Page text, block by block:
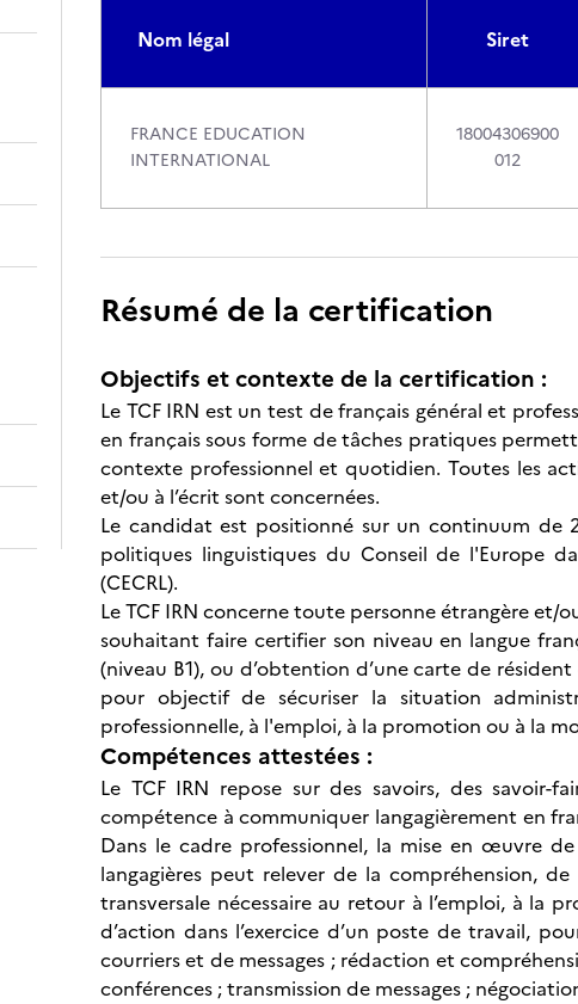
Nom légal Siret
FRANCE EDUCATION
INTERNATIONAL
18004306900
012
Résumé de la certification
Objectifs et contexte de la certification :
Le TCF IRN est un test de français général et
en français sous forme de tâches pratiques
contexte professionnel et quotidien. Toutes les
et/ou à l’écrit sont concernées.
Le candidat est positionné sur un continuum de
politiques linguistiques du Conseil de l'Europe
(CECRL).
Le TCF IRN concerne toute personne étrangère
souhaitant faire certifier son niveau en langue
(niveau B1), ou d’obtention d’une carte de
pour objectif de sécuriser la situation
professionnelle, à l'emploi, à la promotion ou à la
Compétences attestées :
Le TCF IRN repose sur des savoirs, des
compétence à communiquer langagièrement en
Dans le cadre professionnel, la mise en œuvre
langagières peut relever de la compréhension,
transversale nécessaire au retour à l’emploi, à la
d’action dans l’exercice d’un poste de travail,
courriers et de messages ; rédaction et
conférences ; transmission de messages ;